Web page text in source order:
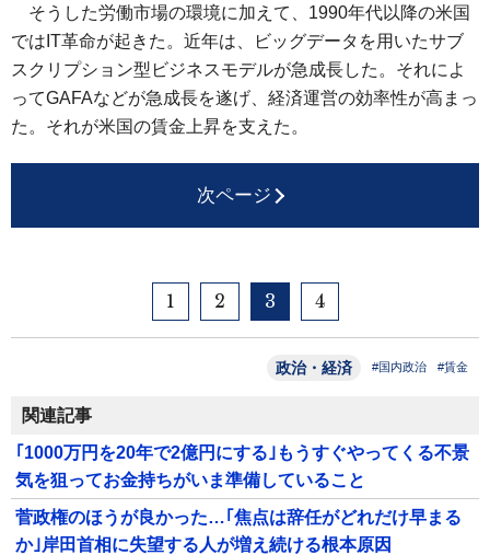
そうした労働市場の環境に加えて、1990年代以降の米国
ではIT革命が起きた。近年は、ビッグデータを用いたサブ
スクリプション型ビジネスモデルが急成長した。それによ
ってGAFAなどが急成長を遂げ、経済運営の効率性が高まっ
た。それが米国の賃金上昇を支えた。
次ページ
1 2 3 4
政治・経済 #国内政治 #賃金
関連記事
｢1000万円を20年で2億円にする｣もうすぐやってくる不景
気を狙ってお金持ちがいま準備していること
菅政権のほうが良かった…｢焦点は辞任がどれだけ早まる
か｣岸田首相に失望する人が増え続ける根本原因